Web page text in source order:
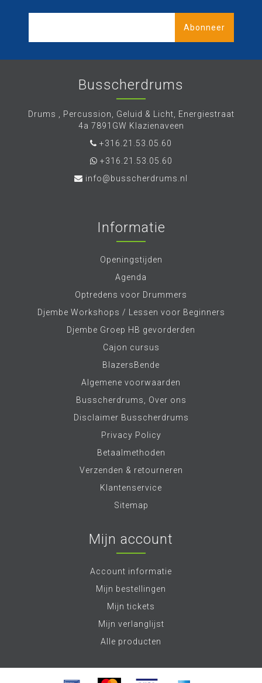
Abonneer
Busscherdrums
Drums , Percussion, Geluid & Licht, Energiestraat
4a 7891GW Klazienaveen
+316.21.53.05.60
+316.21.53.05.60
info@busscherdrums.nl
Informatie
Openingstijden
Agenda
Optredens voor Drummers
Djembe Workshops / Lessen voor Beginners
Djembe Groep HB gevorderden
Cajon cursus
BlazersBende
Algemene voorwaarden
Busscherdrums, Over ons
Disclaimer Busscherdrums
Privacy Policy
Betaalmethoden
Verzenden & retourneren
Klantenservice
Sitemap
Mijn account
Account informatie
Mijn bestellingen
Mijn tickets
Mijn verlanglijst
Alle producten